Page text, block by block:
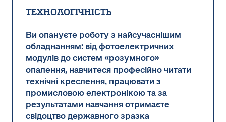
ТЕХНОЛОГІЧНІСТЬ
Ви опануєте роботу з найсучаснішим
обладнанням: від фотоелектричних
модулів до систем «розумного»
опалення, навчитеся професійно читати
технічні креслення, працювати з
промисловою електронікою та за
результатами навчання отримаєте
свідоцтво державного зразка